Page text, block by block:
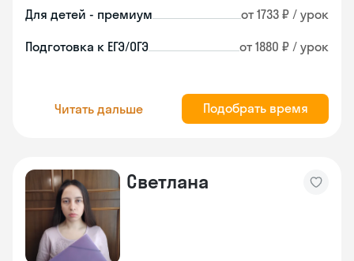
Для детей - премиум от 1733 ₽ / урок
Подготовка к ЕГЭ/ОГЭ от 1880 ₽ / урок
Читать дальше Подобрать время
Светлана